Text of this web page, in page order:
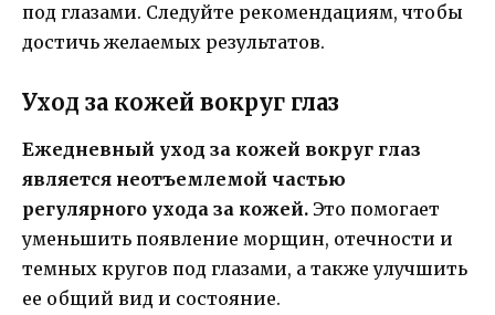
под глазами. Следуйте рекомендациям, чтобы
достичь желаемых результатов.
Уход за кожей вокруг глаз
Ежедневный уход за кожей вокруг глаз
является неотъемлемой частью
регулярного ухода за кожей. Это помогает
уменьшить появление морщин, отечности и
темных кругов под глазами, а также улучшить
ее общий вид и состояние.